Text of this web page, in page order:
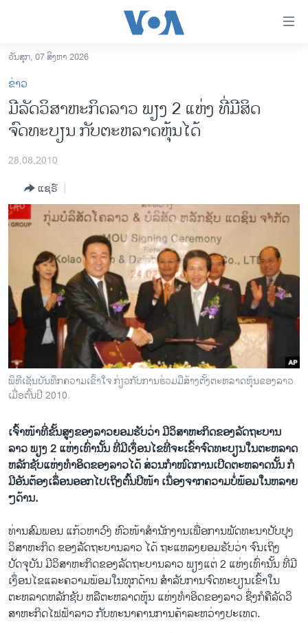
ເຂົ້າ
ຫາ
ຂ້າມ
ຂ້າມ
ຂ້າມ
ຫາ
ລາວ
ອາເມຣິກາ
ການເລືອກຕັ້ງ ປະທານາທີບໍດີ ສະຫະລັດ 2024
ຂ່າວ​ຈີນ
ໂລກ
ເອເຊຍ
ອິດສະຫຼະພາບດ້ານການຂ່າວ
ຊີວິດຊາວລາວ
ຊຸມຊົນຊາວລາວ
ວິທະຍາສາດ-ເທັກໂນໂລຈີ
ທຸລະກິດ
ພາສາອັງກິດ
ວີດີໂອ
ລາຍການກະຈາຍສຽງ
ລາຍງານ
ຕິດຕາມພວກເຮົາ ທີ່
ພາສາຕ່າງໆ
ວັນສຸກ, 07 ສິງຫາ 2026
ຂ່າວ
ມີລັດວິສາຫະກິດລາວ ພຽງ 2 ແຫ່ງ ທີ່ມີສິດ
ຈົດທະບຽນ ກັບຕະຫລາດຫຸ້ນໄດ້
28,08,2010
ແຊຣ໌
ພິທີເຊັນບັນທຶກຄວາມເຂົ້າໃຈ ກ່ຽວກັບການຮ່ວມມືສ້າງຕັ້ງຕະຫລາດຫຸ້ນຂອງລາວ
ເມື່ອຕົ້ນປີ 2010.
ເຈົ້າໜ້າ​ທີ່​ຂັ້ນ​ສູງ​ຂອງ​ລາວ​ຍອມຮັບ​ວ່າ ມີ​ວິ​ສາ​ຫະກິດ​ຂອງ​ລັດຖະບານ​
ລາວ​ ພຽງ 2 ​ແຫ່ງ​ເທົ່າ​ນັ້ນ ​ທີ່​ມີ​ເງຶ່​ອນ​ໄຂ​ທີ່ຈະ​ເຂົ້າຈົດ​ທະບຽນ​ໃນ​ຕະຫລາດ​
ຫລັກ​ຊັບ​ແຫ່ງ​ທໍາ​ອິດ​ຂອງ​ລາວ​ໄດ້ ສ່ວນ​ກໍາໜົດການ​ເປີດ​ຕະຫລາດ​ນັ້ນ ​ກໍ​
ມີ​ອັນຕ້ອງ​ເລຶ່ອນອອກ​ໄປ​ເຖິງ​ຕົ້ນປີໜ້າ ​ເນຶ່ອງຈາກ​ຄວາມ​ບໍ່​ພ້ອມ​ໃນ​ຫລາຍ
ໆ​ດ້ານ.
ທ່ານ​ສົມ​ພອນ ​ແກ້ວ​ຫາ​ວົງ ຫົວໜ້າ​ສຳນັກງານ​ເພື່ອ​ການ​ພັດທະນາ​ປັບປຸງ​
ວິ​ສາຫ​ະກິດ ​ຂອງ​ລັດຖະບາ​ນລາວ ​ໄດ້ ຖະ​ແຫລ​ງຍອມຮັບ​ວ່າ ຈົນ​ເຖິງ​
ປັດຈຸບັນ​ ມີ​ວິ​ສາ​ຫະກິດ​ຂອງ​ລັດຖະບານ​ລາວ​ ພຽງ​ແຕ່ 2 ​ແຫ່ງ​ເທົ່າ​ນັ້ນ​ ທີ່​ມີ​
ເງຶ່​ອນ​ໄຂ​ແລະ​ຄວາມ​ພ້ອມ​ໃນ​ທຸກ​ດ້ານ​ ສໍາລັບ​ການ​ຈົດ​ທະບຽນ​ເຂົ້າ​ໃນ​
ຕະຫລາດ​ຫລັກຊັບ ຫລື​ຕະຫລາດ​ຫຸ້ນ ​ແຫ່ງ​ທໍາ​ອິດຂອງ​ລາວ ຊຶ່ງ​ກໍ​ຄື​ລັດວິ​
ສາ​ຫະກິດ​ໄຟຟ້າ​ລາວ ​ກັບ​ທະນາຄານ​ການ​ຄ້າ​ລະຫວ່າງ​ປະ​ເທດ.